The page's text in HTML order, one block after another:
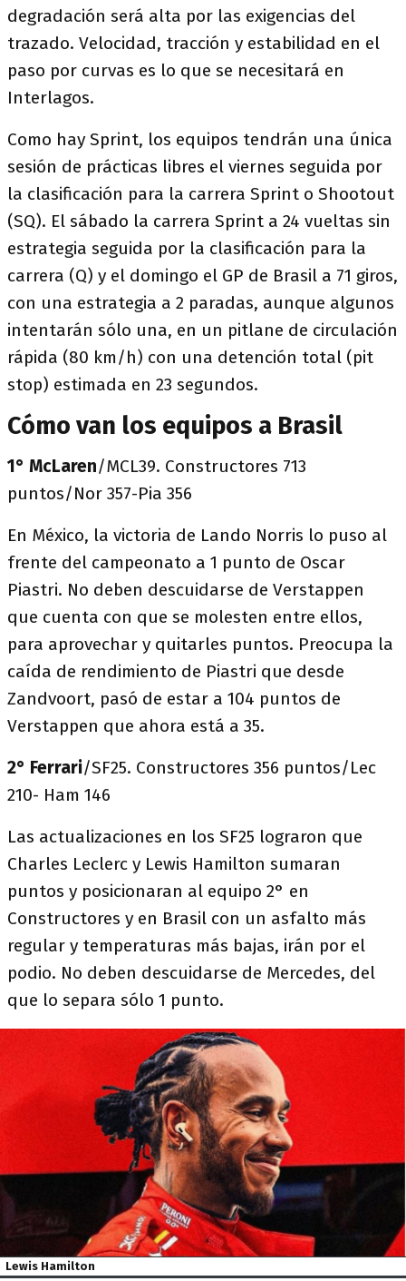
degradación será alta por las exigencias del
trazado. Velocidad, tracción y estabilidad en el
paso por curvas es lo que se necesitará en
Interlagos.
Como hay Sprint, los equipos tendrán una única
sesión de prácticas libres el viernes seguida por
la clasificación para la carrera Sprint o Shootout
(SQ). El sábado la carrera Sprint a 24 vueltas sin
estrategia seguida por la clasificación para la
carrera (Q) y el domingo el GP de Brasil a 71 giros,
con una estrategia a 2 paradas, aunque algunos
intentarán sólo una, en un pitlane de circulación
rápida (80 km/h) con una detención total (pit
stop) estimada en 23 segundos.
Cómo van los equipos a Brasil
1° McLaren/MCL39. Constructores 713
puntos/Nor 357-Pia 356
En México, la victoria de Lando Norris lo puso al
frente del campeonato a 1 punto de Oscar
Piastri. No deben descuidarse de Verstappen
que cuenta con que se molesten entre ellos,
para aprovechar y quitarles puntos. Preocupa la
caída de rendimiento de Piastri que desde
Zandvoort, pasó de estar a 104 puntos de
Verstappen que ahora está a 35.
2° Ferrari/SF25. Constructores 356 puntos/Lec
210- Ham 146
Las actualizaciones en los SF25 lograron que
Charles Leclerc y Lewis Hamilton sumaran
puntos y posicionaran al equipo 2° en
Constructores y en Brasil con un asfalto más
regular y temperaturas más bajas, irán por el
podio. No deben descuidarse de Mercedes, del
que lo separa sólo 1 punto.
Lewis Hamilton